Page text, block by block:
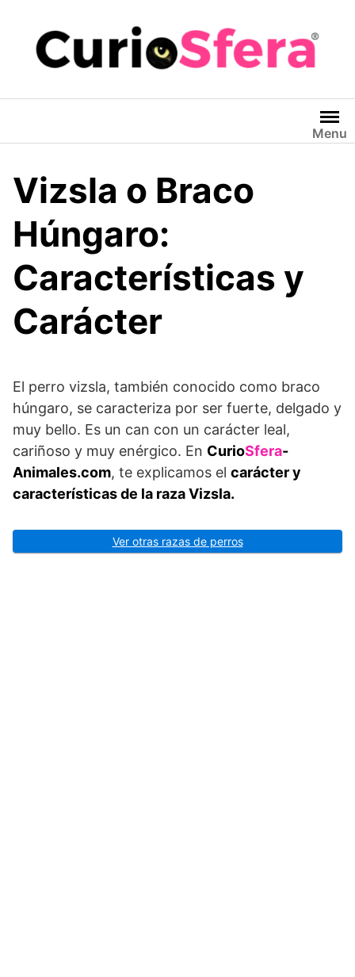
contenido
Menu
Vizsla o Braco
Húngaro:
Características y
Carácter
El perro vizsla, también conocido como braco
húngaro, se caracteriza por ser fuerte, delgado y
muy bello. Es un can con un carácter leal,
cariñoso y muy enérgico. En CurioSfera-
Animales.com, te explicamos el carácter y
características de la raza Vizsla.
Ver otras razas de perros